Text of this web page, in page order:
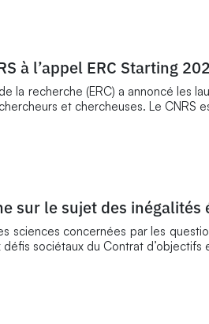
à l’appel ERC Starting
la recherche (ERC) a annoncé les
et chercheuses. Le CNRS
sur le sujet des inégalités
sciences concernées par les
défis sociétaux du Contrat